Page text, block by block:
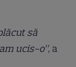
să
ucis-o”, a